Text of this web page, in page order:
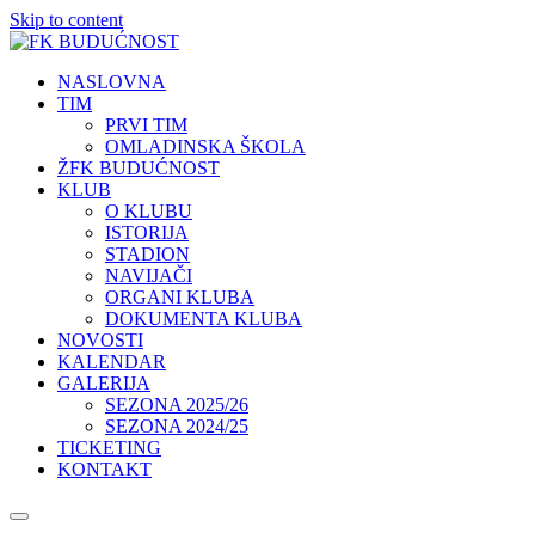
Skip to content
NASLOVNA
TIM
PRVI TIM
OMLADINSKA ŠKOLA
ŽFK BUDUĆNOST
KLUB
O KLUBU
ISTORIJA
STADION
NAVIJAČI
ORGANI KLUBA
DOKUMENTA KLUBA
NOVOSTI
KALENDAR
GALERIJA
SEZONA 2025/26
SEZONA 2024/25
TICKETING
KONTAKT